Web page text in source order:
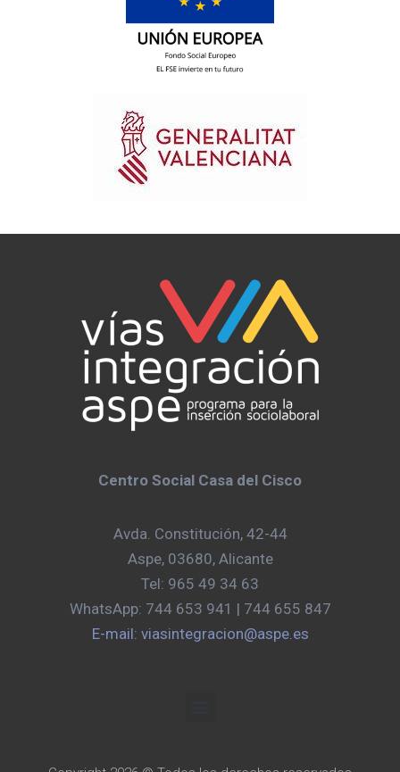
Centro Social Casa del Cisco
Avda. Constitución, 42-44
Aspe, 03680, Alicante
Tel: 965 49 34 63
WhatsApp: 744 653 941 | 744 655 847
E-mail: viasintegracion@aspe.es